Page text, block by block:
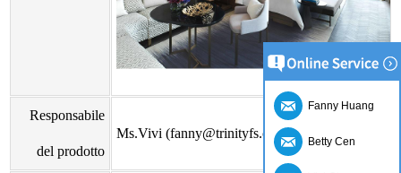
Responsabile
del prodotto
Ms.Vivi (fanny@trinityfs.cn)
Fanny Huang
Betty Cen